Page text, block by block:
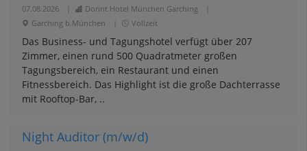
07.08.2026 Dorint Hotel München Garching
Garching b.München
Vollzeit
Das Business- und Tagungshotel verfügt über 207
Zimmer, einen rund 500 Quadratmeter großen
Tagungsbereich, ein Restaurant und einen
Fitnessbereich. Das Highlight ist die große Dachterrasse
mit Rooftop-Bar, ..
Night Auditor (m/w/d)